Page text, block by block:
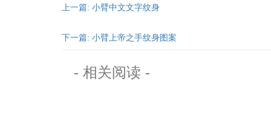
上一篇: 小臂中文文字纹身
下一篇: 小臂上帝之手纹身图案
- 相关阅读 -